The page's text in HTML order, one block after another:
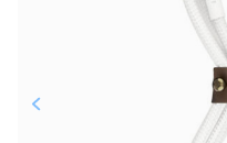
График платежей
25